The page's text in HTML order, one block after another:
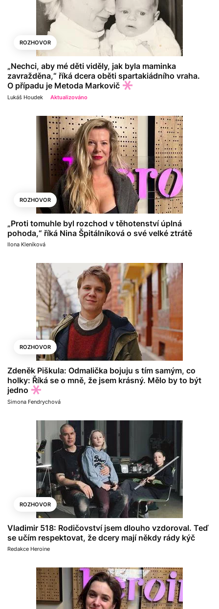
ROZHOVOR
„Nechci, aby mé děti viděly, jak byla maminka
zavražděna,“ říká dcera oběti spartakiádního vraha.
O případu je Metoda Markovič
Lukáš Houdek Aktualizováno
ROZHOVOR
„Proti tomuhle byl rozchod v těhotenství úplná
pohoda,“ říká Nina Špitálníková o své velké ztrátě
Ilona Kleníková
ROZHOVOR
Zdeněk Piškula: Odmalička bojuju s tím samým, co
holky: Říká se o mně, že jsem krásný. Mělo by to být
jedno
Simona Fendrychová
ROZHOVOR
Vladimir 518: Rodičovství jsem dlouho vzdoroval. Teď
se učím respektovat, že dcery mají někdy rády kýč
Redakce Heroine